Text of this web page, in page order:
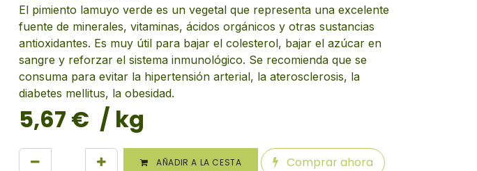
El pimiento lamuyo verde es un vegetal que representa una excelente
fuente de minerales, vitaminas, ácidos orgánicos y otras sustancias
antioxidantes. Es muy útil para bajar el colesterol, bajar el azúcar en
sangre y reforzar el sistema inmunológico. Se recomienda que se
consuma para evitar la hipertensión arterial, la aterosclerosis, la
diabetes mellitus, la obesidad.
5,67 € / kg
AÑADIR A LA CESTA Comprar ahora